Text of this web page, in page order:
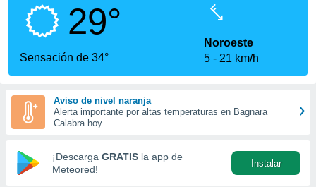
calidad.
a este
las
y
forma
digital
basada
29°
Sensación de 34°
Noroeste
5
21 km/h
Aviso de nivel naranja
Alerta importante por altas temperaturas en Bagnara
Calabra hoy
¡Descarga GRATIS la app de
Meteored!
Instalar